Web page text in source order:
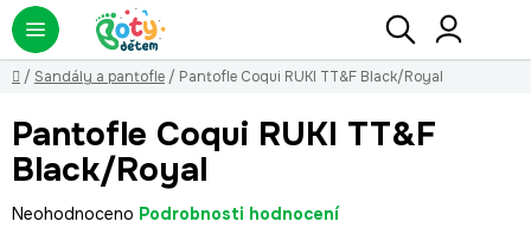
Přejít
na
obsah
Hledat
Domů
/ Sandály a pantofle / Pantofle Coqui RUKI TT&F Black/Royal
Pantofle Coqui RUKI TT&F
Black/Royal
Průměrné
Neohodnoceno Podrobnosti hodnocení